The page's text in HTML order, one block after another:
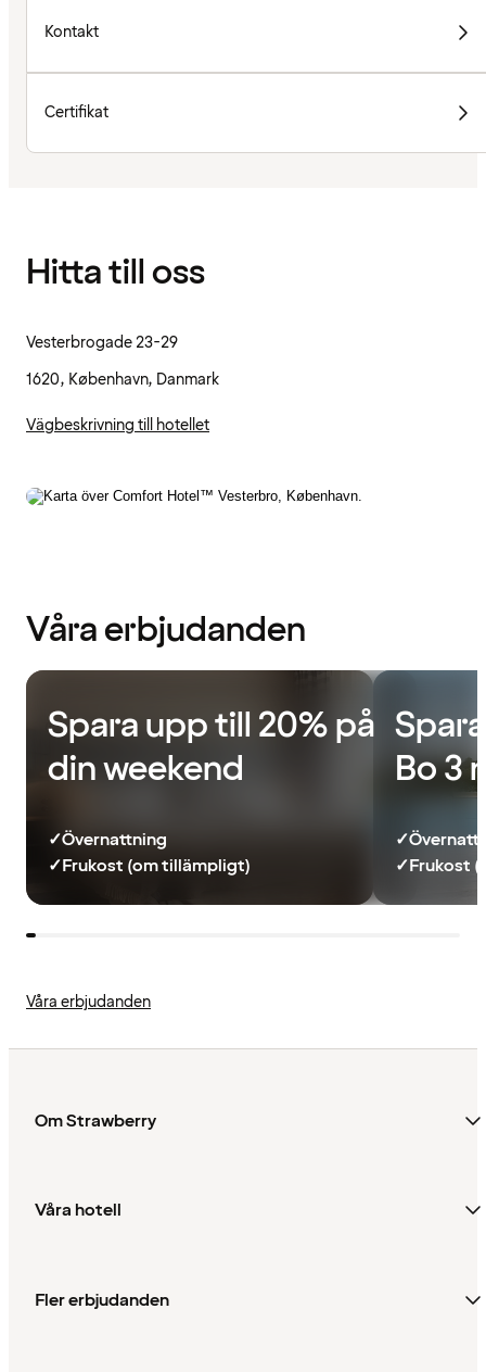
Kontakt
Certifikat
Hitta till oss
Vesterbrogade 23-29
1620, København, Danmark
Vägbeskrivning till hotellet
Våra erbjudanden
Spara upp till 20% på
din weekend
✓Övernattning
✓Frukost (om tillämpligt)
Bo 3
✓
✓Frukost
Våra erbjudanden
Om Strawberry
Våra hotell
Fler erbjudanden